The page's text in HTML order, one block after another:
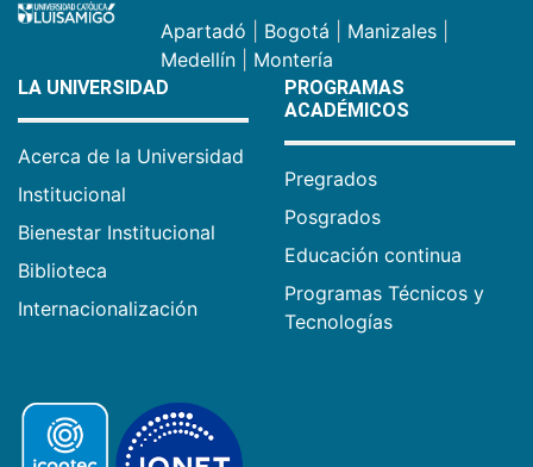
Apartadó Bogotá Manizales
Medellín
Montería
LA UNIVERSIDAD
Acerca de la Universidad
Institucional
Bienestar Institucional
Biblioteca
Internacionalización
PROGRAMAS
ACADÉMICOS
Pregrados
Posgrados
Educación continua
Programas Técnicos y
Tecnologías